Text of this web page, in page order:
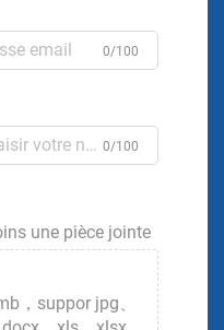
0/100
0/100
une pièce jointe
，suppor jpg、